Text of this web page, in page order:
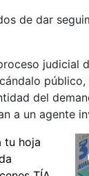
de dar
del
a un agente